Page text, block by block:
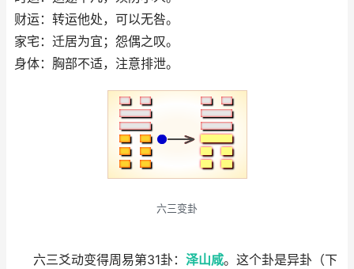
财运：转运他处，可以无咎。
家宅：迁居为宜；怨偶之叹。
身体：胸部不适，注意排泄。
六三变卦
六三爻动变得周易第31卦： 泽山咸。这个卦是异卦（下